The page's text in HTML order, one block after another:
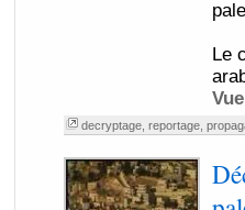
Le
decryptage, reportage,